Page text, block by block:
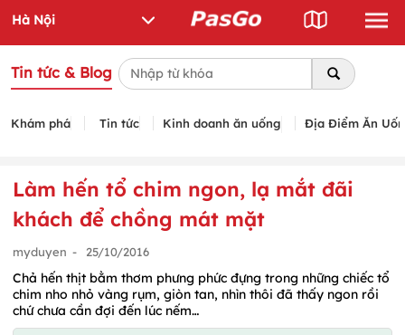
Tin tức & Blog
Khám phá Tin tức Kinh doanh ăn uống Địa Điểm Ăn
Làm hến tổ chim ngon, lạ mắt đãi
khách để chồng mát mặt
myduyen - 25/10/2016
Chả hến thịt bằm thơm phưng phức đựng trong những chiếc tổ
chim nho nhỏ vàng rụm, giòn tan, nhìn thôi đã thấy ngon rồi
chứ chưa cần đợi đến lúc nếm…